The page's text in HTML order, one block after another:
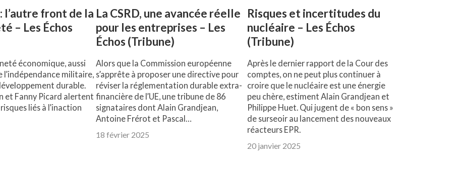
l’autre front de la
– Les Échos
économique, aussi
militaire,
durable.
et Fanny Picard alertent
liés à l’inaction
La CSRD, une avancée réelle
pour les entreprises – Les
Échos (Tribune)
Alors que la Commission européenne
s’apprête à proposer une directive pour
réviser la réglementation durable extra-
financière de l’UE, une tribune de 86
signataires dont Alain Grandjean,
Antoine Frérot et Pascal…
18 février 2025
Risques et incertitudes du
nucléaire – Les Échos
(Tribune)
Après le dernier rapport de la Cour des
comptes, on ne peut plus continuer à
croire que le nucléaire est une énergie
peu chère, estiment Alain Grandjean et
Philippe Huet. Qui jugent de « bon sens »
de surseoir au lancement des nouveaux
réacteurs EPR.
20 janvier 2025